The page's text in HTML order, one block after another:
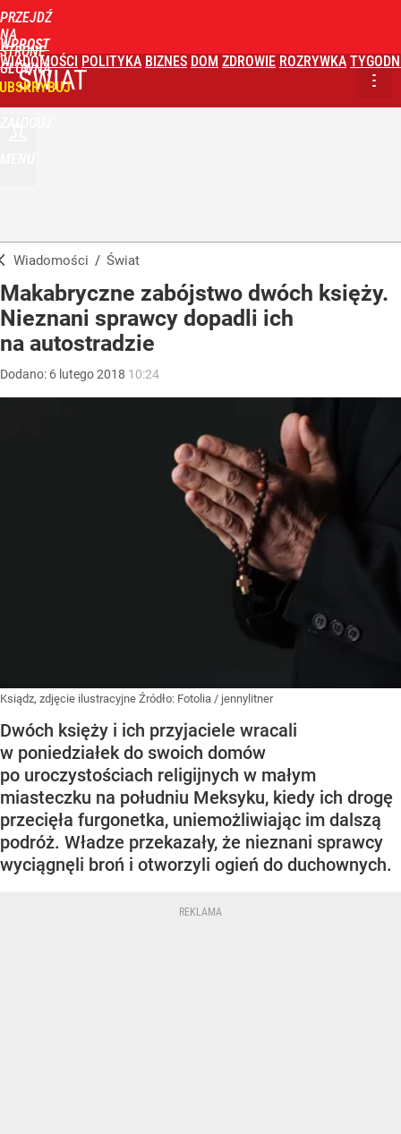
PRZEJDŹ
NA
STRONĘ
GŁÓWNĄ
WPROST
WIADOMOŚCI POLITYKA BIZNES DOM ZDROWIE ROZRYWKA
ŚWIAT
Wiadomości / Świat
Makabryczne zabójstwo dwóch księży.
Nieznani sprawcy dopadli ich
na autostradzie
Dodano: 6 lutego2018 10:24
Ksiądz, zdjęcie ilustracyjne Źródło: Fotolia / jennylitner
Dwóch księży i ich przyjaciele wracali
w poniedziałek do swoich domów
po uroczystościach religijnych w małym
miasteczku na południu Meksyku, kiedy ich drogę
przecięła furgonetka, uniemożliwiając im dalszą
podróż. Władze przekazały, że nieznani sprawcy
wyciągnęli broń i otworzyli ogień do duchownych.